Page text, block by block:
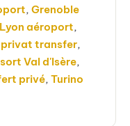
, Grenoble
Lyon aéroport,
privat transfer,
Val d'Isère,
privé, Turino